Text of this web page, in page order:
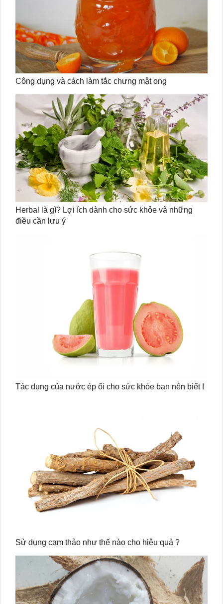
Công dụng và cách làm tắc chưng mật ong
Herbal là gì? Lợi ích dành cho sức khỏe và những
điều cần lưu ý
Tác dụng của nước ép ổi cho sức khỏe bạn nên biết !
Sử dụng cam thảo như thế nào cho hiệu quả ?